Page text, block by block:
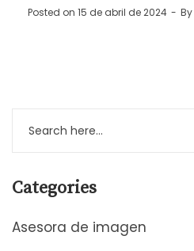
Posted on 15 de abril de 2024 By
Categories
Asesora de imagen